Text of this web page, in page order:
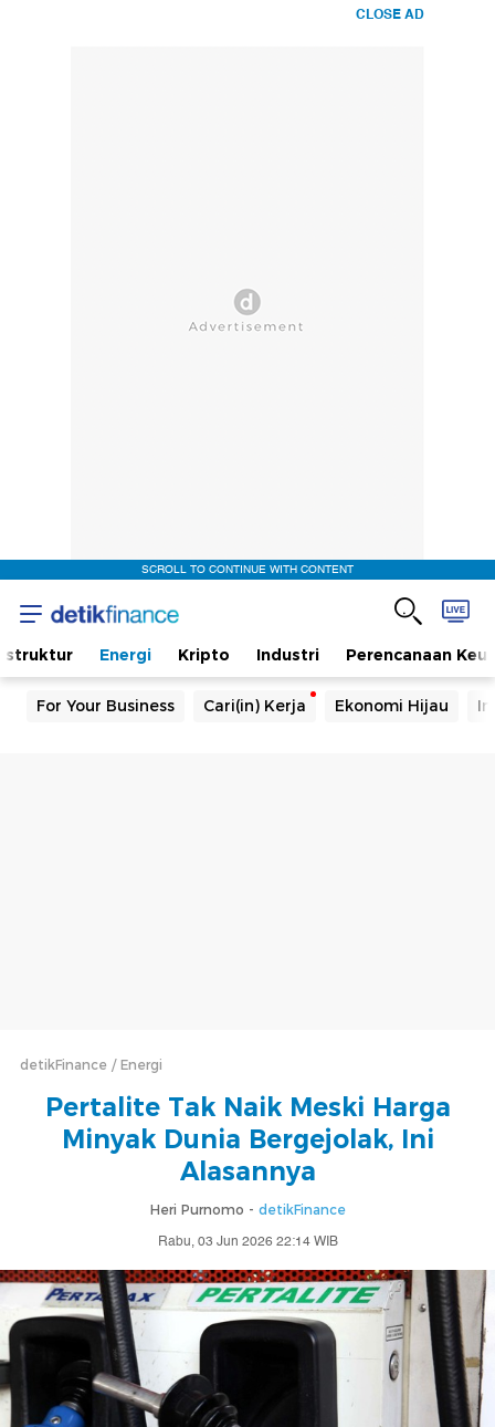
CLOSE AD
SCROLL TO CONTINUE WITH CONTENT
Energi Kripto Industri Perencanaan
For Your Business Cari(in) Kerja Ekonomi Hijau
detikFinance Energi
Pertalite Tak Naik Meski Harga
Minyak Dunia Bergejolak, Ini
Alasannya
Heri Purnomo - detikFinance
Rabu, 03 Jun 2026 22:14 WIB